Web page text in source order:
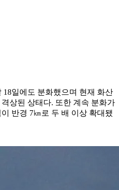
일에도 분화했으며 현재 화산
상된 상태다. 또한 계속 분화가
반경 7㎞로 두 배 이상 확대됐